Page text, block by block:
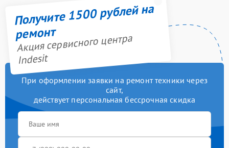
Получите 1500 рублей на
ремонт
Акция сервисного центра
Indesit
При оформлении заявки на ремонт техники через
сайт,
действует персональная бессрочная скидка